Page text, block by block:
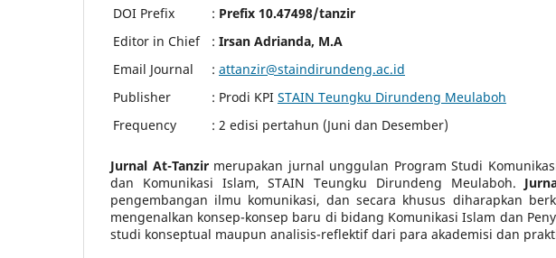
DOI Prefix
: Prefix 10.47498/tanzir
Editor in Chief
: Irsan Adrianda, M.A
Email Journal
: attanzir@staindirundeng.ac.id
Publisher
: Prodi KPI STAIN Teungku Dirundeng Meulaboh
Frequency
: 2 edisi pertahun (Juni dan Desember)
Jurnal At-Tanzir merupakan jurnal unggulan Program Studi
dan Komunikasi Islam, STAIN Teungku Dirundeng Meulaboh.
pengembangan ilmu komunikasi, dan secara khusus diharapkan
mengenalkan konsep-konsep baru di bidang Komunikasi Islam dan
studi konseptual maupun analisis-reflektif dari para akademisi dan